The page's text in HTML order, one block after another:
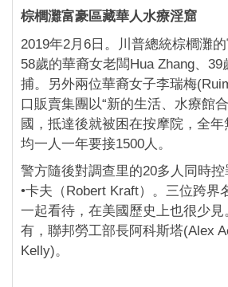
棕櫚灘富豪區藏華人水療淫窟
2019年2月6日。川普總統棕櫚灘
58歲的華裔女老闆Hua Zhang、
捕。另外兩位華裔女子李瑞梅
口販賣集團以“新的生活、水療館
國，抵達後就被困在按摩院，全
均一人一年要接1500人。
警方隨後對調查里的20多人同時
•卡夫（Robert Kraft）。三位跨界
一起看待，在美國歷史上也很少
有，聯邦勞工部長阿科斯塔(Alex
Kelly)。